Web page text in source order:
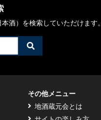
酒）を検索していただけます。
検
索
その他メニュー
地酒蔵元会とは